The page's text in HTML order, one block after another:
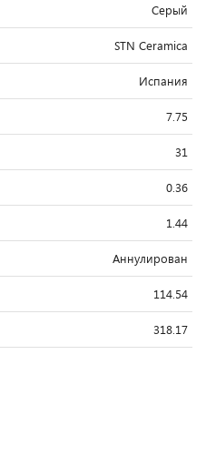
Серый
STN Ceramica
Испания
7.75
31
0.36
1.44
Аннулирован
114.54
318.17